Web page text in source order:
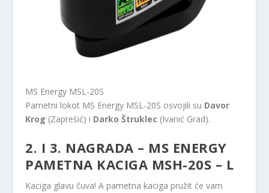
MS Energy MSL-20S
Pametni lokot MS Energy MSL-20S osvojili su Davor
Krog (Zaprešić) i Darko Štruklec (Ivanić Grad).
2. I 3. NAGRADA – MS ENERGY
PAMETNA KACIGA MSH-20S – L
Kaciga glavu čuva! A pametna kaciga pružit će vam